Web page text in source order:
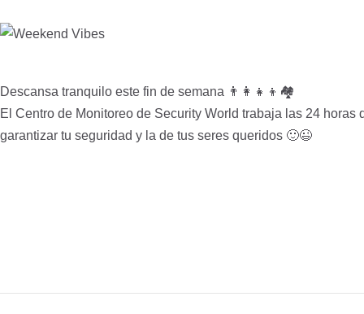
SW
Descansa tranquilo este fin de semana 👨‍👩‍👧‍👦 🏘
El Centro de Monitoreo de Security World trabaja las 24 horas
garantizar tu seguridad y la de tus seres queridos 🙂😉